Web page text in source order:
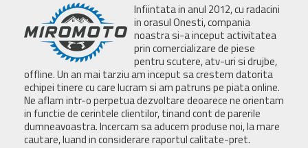
Infiintata in anul 2012, cu radacini
in orasul Onesti, compania
noastra si-a inceput activitatea
prin comercializare de piese
pentru scutere, atv-uri si drujbe,
offline. Un an mai tarziu am inceput sa crestem datorita
echipei tinere cu care lucram si am patruns pe piata online.
Ne aflam intr-o perpetua dezvoltare deoarece ne orientam
in functie de cerintele clientilor, tinand cont de parerile
dumneavoastra. Incercam sa aducem produse noi, la mare
cautare, luand in considerare raportul calitate-pret.